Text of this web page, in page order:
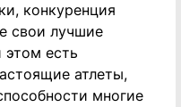
конкуренция
свои лучшие
есть
атлеты,
многие